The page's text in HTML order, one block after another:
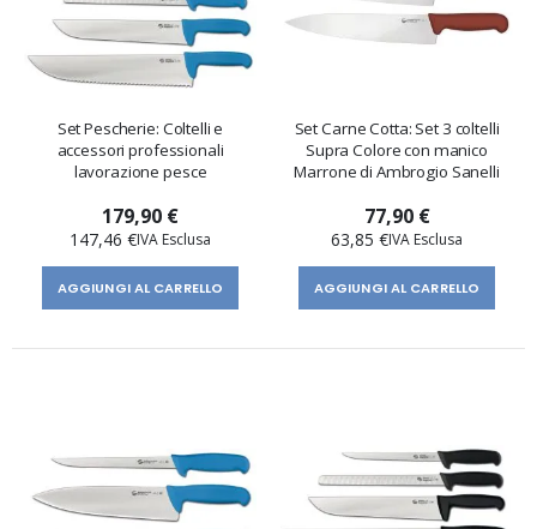
Set Pescherie: Coltelli e
accessori professionali
lavorazione pesce
179,90 €
147,46 €
AGGIUNGI AL CARRELLO
Set Carne Cotta: Set 3 coltelli
Supra Colore con manico
Marrone di Ambrogio Sanelli
77,90 €
63,85 €
AGGIUNGI AL CARRELLO